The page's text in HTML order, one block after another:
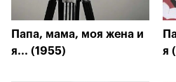
Папа, мама, моя жена и
я... (1955)
я